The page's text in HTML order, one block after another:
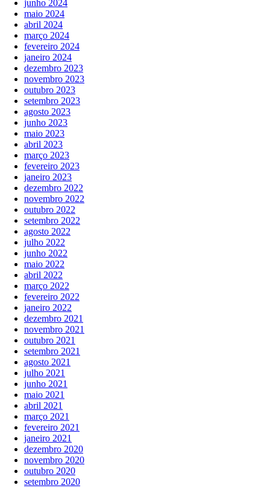
junho 2024
maio 2024
abril 2024
março 2024
fevereiro 2024
janeiro 2024
dezembro 2023
novembro 2023
outubro 2023
setembro 2023
agosto 2023
junho 2023
maio 2023
abril 2023
março 2023
fevereiro 2023
janeiro 2023
dezembro 2022
novembro 2022
outubro 2022
setembro 2022
agosto 2022
julho 2022
junho 2022
maio 2022
abril 2022
março 2022
fevereiro 2022
janeiro 2022
dezembro 2021
novembro 2021
outubro 2021
setembro 2021
agosto 2021
julho 2021
junho 2021
maio 2021
abril 2021
março 2021
fevereiro 2021
janeiro 2021
dezembro 2020
novembro 2020
outubro 2020
setembro 2020